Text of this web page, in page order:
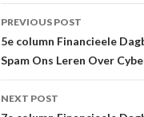
Post
navigation
PREVIOUS POST
5e column Financieele
Spam Ons Leren Over
NEXT POST